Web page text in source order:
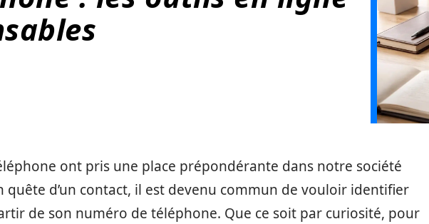
ont pris une place prépondérante dans notre société
quête d’un contact, il est devenu commun de vouloir identifier
de son numéro de téléphone. Que ce soit par curiosité, pour